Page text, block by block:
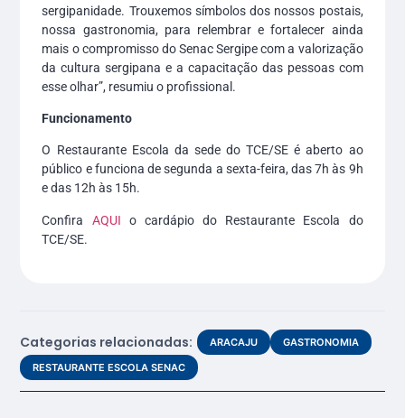
sergipanidade. Trouxemos símbolos dos nossos postais,
nossa gastronomia, para relembrar e fortalecer ainda
mais o compromisso do Senac Sergipe com a valorização
da cultura sergipana e a capacitação das pessoas com
esse olhar”, resumiu o profissional.
Funcionamento
O Restaurante Escola da sede do TCE/SE é aberto ao
público e funciona de segunda a sexta-feira, das 7h às 9h
e das 12h às 15h.
Confira AQUI o cardápio do Restaurante Escola do
TCE/SE.
Categorias relacionadas: ARACAJU
GASTRONOMIA
RESTAURANTE ESCOLA SENAC